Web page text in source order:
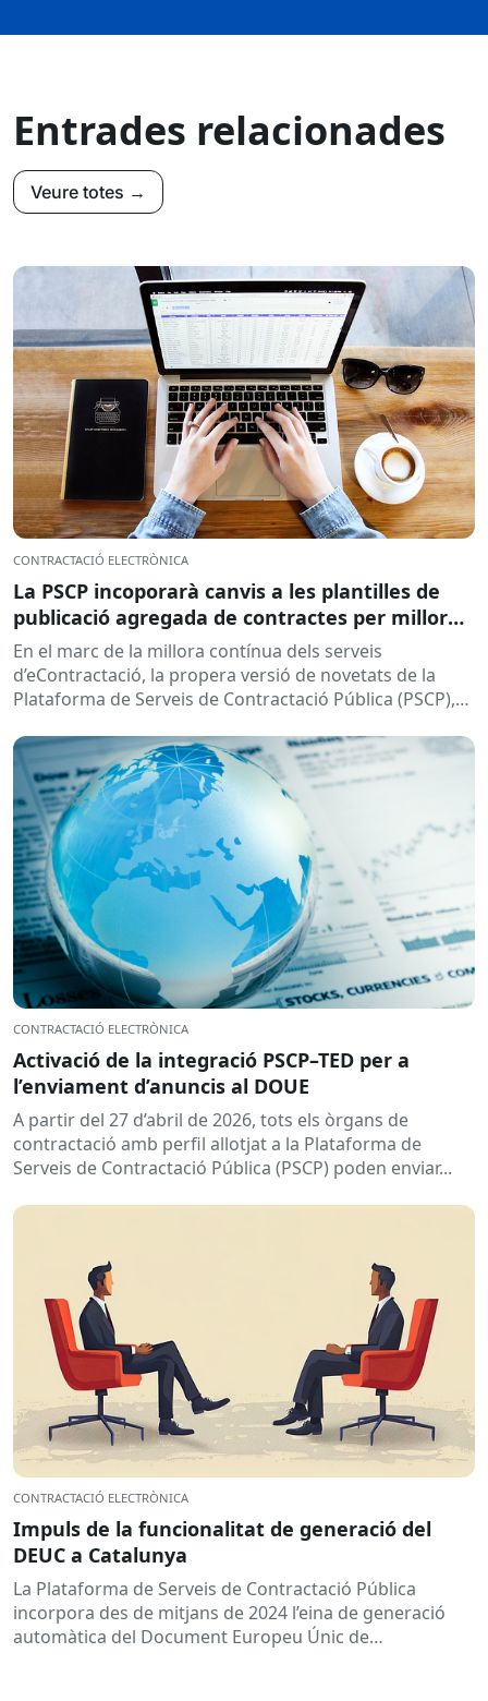
Entrades relacionades
Veure totes →
CONTRACTACIÓ ELECTRÒNICA
La PSCP incoporarà canvis a les plantilles de
publicació agregada de contractes per millorar
la integració amb el RPC
En el marc de la millora contínua dels serveis
d’eContractació, la propera versió de novetats de la
Plataforma de Serveis de Contractació Pública (PSCP),
CONTRACTACIÓ ELECTRÒNICA
Activació de la integració PSCP–TED per a
l’enviament d’anuncis al DOUE
A partir del 27 d’abril de 2026, tots els òrgans de
contractació amb perfil allotjat a la Plataforma de
Serveis de Contractació Pública (PSCP) poden enviar...
CONTRACTACIÓ ELECTRÒNICA
Impuls de la funcionalitat de generació del
DEUC a Catalunya
La Plataforma de Serveis de Contractació Pública
incorpora des de mitjans de 2024 l’eina de generació
automàtica del Document Europeu Únic de